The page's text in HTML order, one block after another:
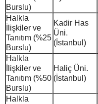
Burslu)
Halkla
İlişkiler ve
Tanıtım (%25
Burslu)
Kadir Has
Üni.
(İstanbul)
Halkla
İlişkiler ve
Tanıtım (%50
Burslu)
Haliç Üni.
(İstanbul)
Halkla